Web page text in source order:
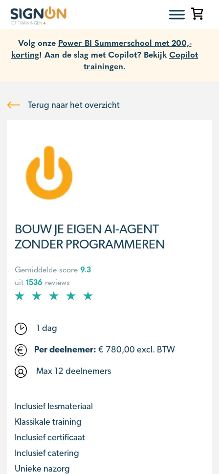
Volg onze Power BI Summerschool met 200,-
korting! Aan de slag met Copilot? Bekijk Copilot
trainingen.
Terug naar het overzicht
BOUW JE EIGEN AI-AGENT
ZONDER PROGRAMMEREN
Gemiddelde score 9.3
uit 1536 reviews
1 dag
Per deelnemer: € 780,00 excl. BTW
Max 12 deelnemers
Inclusief lesmateriaal
Klassikale training
Inclusief certificaat
Inclusief catering
Unieke nazorg